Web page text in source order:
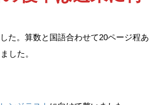
た。算数と国語合わせて20ページ程あ
した。